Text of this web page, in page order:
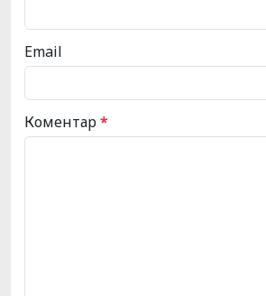
Email
Коментар*